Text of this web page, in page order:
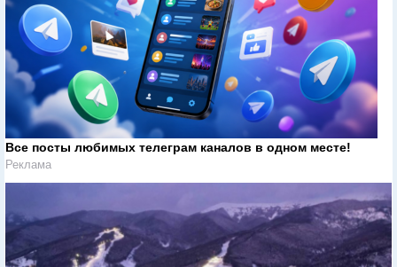
Все посты любимых телеграм каналов в одном месте!
Реклама